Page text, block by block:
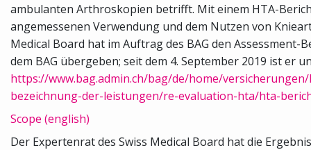
ambulanten Arthroskopien betrifft. Mit einem HTA-
angemessenen Verwendung und dem Nutzen von
Medical Board hat im Auftrag des BAG den
dem BAG übergeben; seit dem 4. September 2019 ist er
https://www.bag.admin.ch/bag/de/home/
bezeichnung-der-leistungen/re-evaluation-hta/hta-
Scope (english)
Der Expertenrat des Swiss Medical Board hat die